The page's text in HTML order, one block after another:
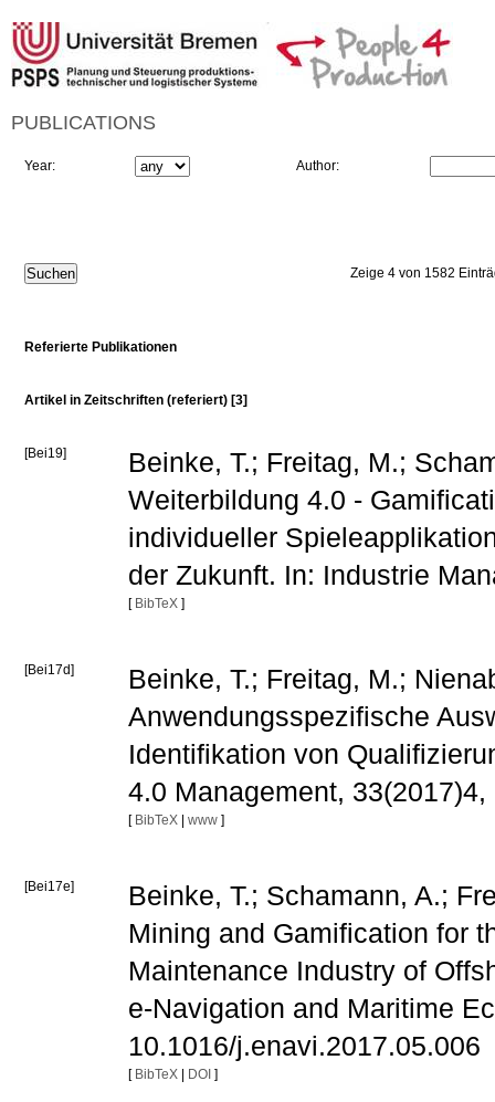
PUBLICATIONS
Year: Author:
Zeige 4 von 1582
Referierte Publikationen
Artikel in Zeitschriften (referiert) [3]
[Bei19]
Beinke, T.; Freitag, M.;
Weiterbildung 4.0 -
individueller
der Zukunft. In: Industrie
[ BibTeX ]
[Bei17d]
Beinke, T.; Freitag, M.;
Anwendungsspezifische
Identifikation von
4.0 Management, 33(2017)4,
[ BibTeX| www ]
[Bei17e]
Beinke, T.; Schamann, A.;
Mining and Gamification for
Maintenance Industry of
e-Navigation and Maritime
10.1016/j.enavi.2017.05.006
[ BibTeX| DOI ]